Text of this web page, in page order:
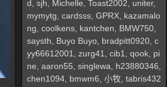
d sjh Michelle Toast2002 uniter,
mymytg cardsss GPRX kazamalo
ng coolkens kantchen BMW750
saysth
Buyo Buyo bradpitt0920 c
yy66612001
zurg41 cib1 qook pi
ne aaron55 singlewa h23880346
chen1094 bmwm6 小牧 tabris432